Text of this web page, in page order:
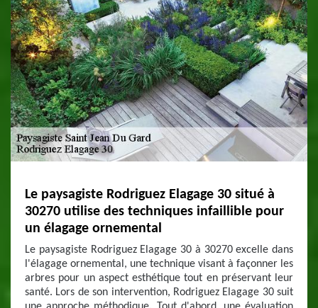
Le paysagiste Rodriguez Elagage 30 situé à
30270 utilise des techniques infaillible pour
un élagage ornemental
Le paysagiste Rodriguez Elagage 30 à 30270 excelle dans
l'élagage ornemental, une technique visant à façonner les
arbres pour un aspect esthétique tout en préservant leur
santé. Lors de son intervention, Rodriguez Elagage 30 suit